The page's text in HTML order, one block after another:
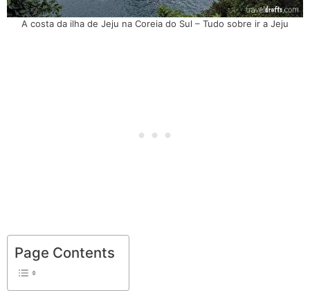
A costa da ilha de Jeju na Coreia do Sul – Tudo sobre ir a Jeju
Page Contents